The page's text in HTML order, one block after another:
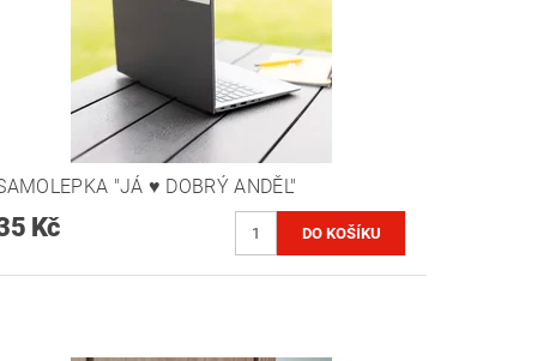
"JÁ ♥ DOBRÝ ANDĚL"
Kč